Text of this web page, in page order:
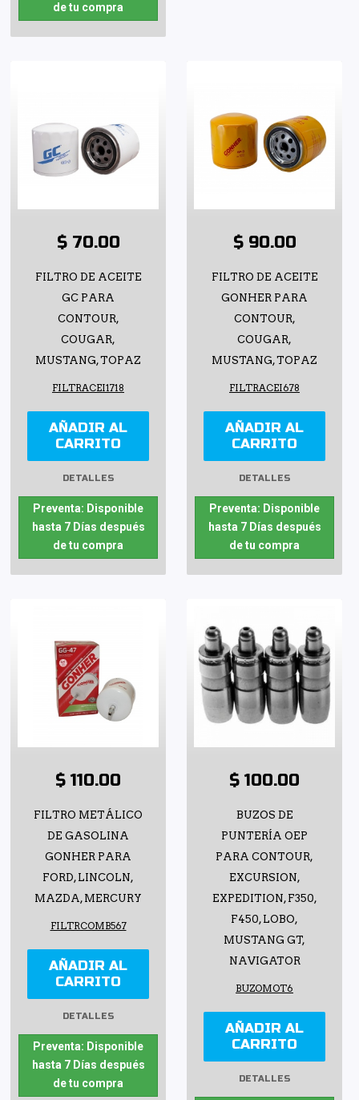
de tu compra
$ 70.00
FILTRO DE ACEITE
GC PARA
CONTOUR,
COUGAR,
MUSTANG, TOPAZ
FILTRACEI1718
AÑADIR AL
CARRITO
DETALLES
Preventa: Disponible
hasta 7 Días después
de tu compra
$ 90.00
FILTRO DE ACEITE
GONHER PARA
CONTOUR,
COUGAR,
MUSTANG, TOPAZ
FILTRACEI678
AÑADIR AL
CARRITO
DETALLES
Preventa: Disponible
hasta 7 Días después
de tu compra
$ 110.00
FILTRO METÁLICO
DE GASOLINA
GONHER PARA
FORD, LINCOLN,
MAZDA, MERCURY
FILTRCOMB567
AÑADIR AL
CARRITO
DETALLES
Preventa: Disponible
hasta 7 Días después
de tu compra
$ 100.00
BUZOS DE
PUNTERÍA OEP
PARA CONTOUR,
EXCURSION,
EXPEDITION, F350,
F450, LOBO,
MUSTANG GT,
NAVIGATOR
BUZOMOT6
AÑADIR AL
CARRITO
DETALLES